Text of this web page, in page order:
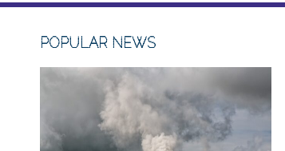
POPULAR NEWS